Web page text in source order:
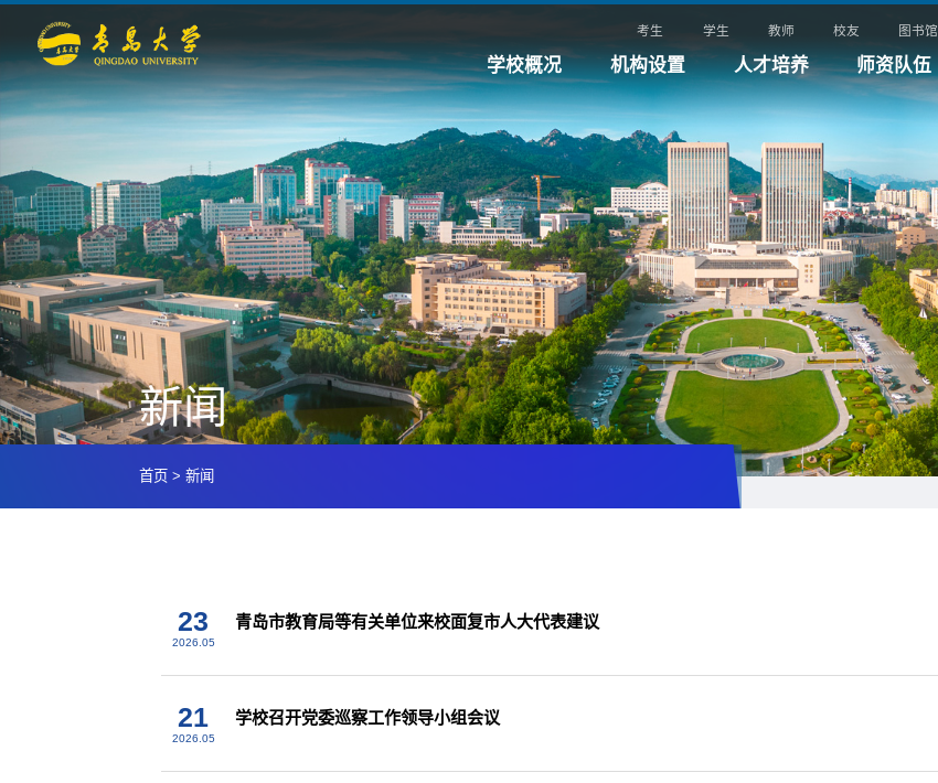
考生 学生 教师 校友 图书馆
学校概况 机构设置 人才培养 师资队伍
新闻
首页 > 新闻
23
2026.05
青岛市教育局等有关单位来校面复市人大代表建议
21
2026.05
学校召开党委巡察工作领导小组会议